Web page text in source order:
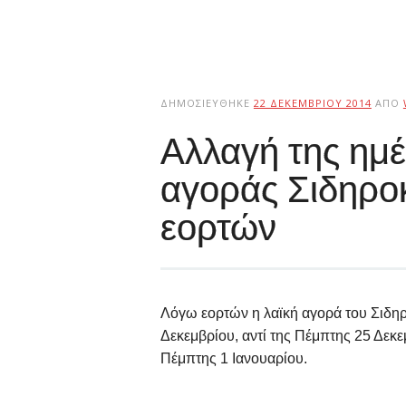
ΔΗΜΟΣΙΕΎΘΗΚΕ 22 ΔΕΚΕΜΒΡΊΟΥ 2014 ΑΠΌ
Αλλαγή της
αγοράς
εορτών
Λόγω εορτών η λαϊκή αγορά του
Δεκεμβρίου, αντί της Πέμπτης 25
Πέμπτης 1 Ιανουαρίου.